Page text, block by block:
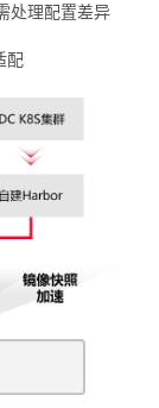
处理配置差异
配